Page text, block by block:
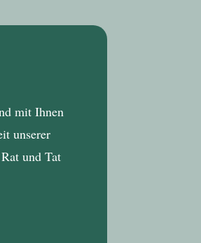
mit Ihnen
unserer
und Tat